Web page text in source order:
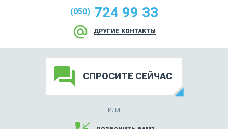
(050) 724 99 33
alternate_email ДРУГИЕ КОНТАКТЫ
forum СПРОСИТЕ СЕЙЧАС
ИЛИ